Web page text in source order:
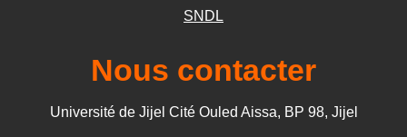
SNDL
Nous contacter
Université de Jijel Cité Ouled Aissa, BP 98, Jijel